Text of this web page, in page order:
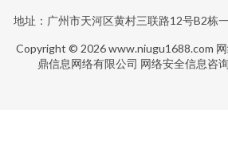
地址：广州市天河区黄村三联路12号B2栋
Copyright © 2026www.niugu1688.com
鼎信息网络有限公司 网络安全信息咨询